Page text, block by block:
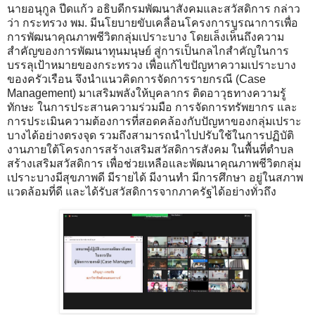
นายอนุกูล ปีดแก้ว อธิบดีกรมพัฒนาสังคมและสวัสดิการ กล่าว
ว่า กระทรวง พม. มีนโยบายขับเคลื่อนโครงการบูรณาการเพื่อ
การพัฒนาคุณภาพชีวิตกลุ่มเปราะบาง โดยเล็งเห็นถึงความ
สำคัญของการพัฒนาทุนมนุษย์ สู่การเป็นกลไกสำคัญในการ
บรรลุเป้าหมายของกระทรวง เพื่อแก้ไขปัญหาความเปราะบาง
ของครัวเรือน จึงนำแนวคิดการจัดการรายกรณี (Case
Management) มาเสริมพลังให้บุคลากร ติดอาวุธทางความรู้
ทักษะ ในการประสานความร่วมมือ การจัดการทรัพยากร และ
การประเมินความต้องการที่สอดคล้องกับปัญหาของกลุ่มเปราะ
บางได้อย่างตรงจุด รวมถึงสามารถนำไปปรับใช้ในการปฏิบัติ
งานภายใต้โครงการสร้างเสริมสวัสดิการสังคม ในพื้นที่ตำบล
สร้างเสริมสวัสดิการ เพื่อช่วยเหลือและพัฒนาคุณภาพชีวิตกลุ่ม
เปราะบางมีสุขภาพดี มีรายได้ มีงานทำ มีการศึกษา อยู่ในสภาพ
แวดล้อมที่ดี และได้รับสวัสดิการจากภาครัฐได้อย่างทั่วถึง